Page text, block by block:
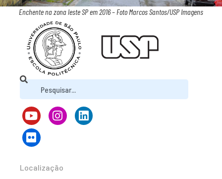
Enchente na zona leste SP em 2016 – Foto Marcos Santos/USP Imagens
Localização